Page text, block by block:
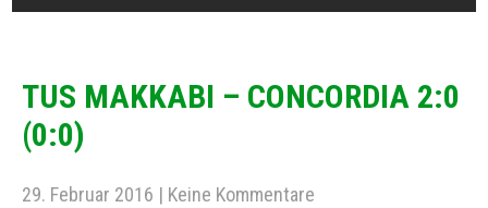
TUS MAKKABI – CONCORDIA 2:0
(0:0)
29. Februar 2016 | Keine Kommentare